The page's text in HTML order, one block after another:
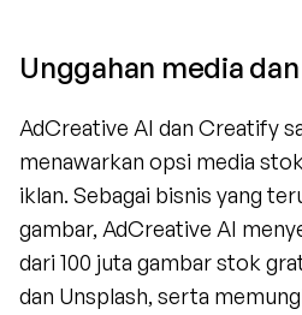
Unggahan media
AdCreative AI dan Creatify
menawarkan opsi media
iklan. Sebagai bisnis yang
gambar, AdCreative AI
dari 100 juta gambar stok
dan Unsplash, serta